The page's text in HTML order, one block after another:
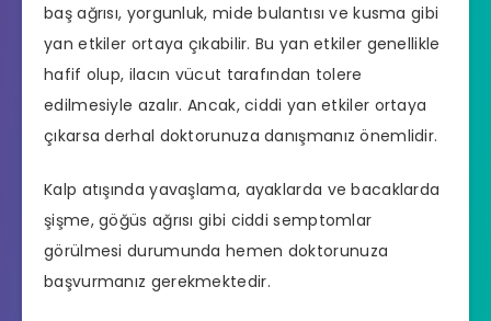
baş ağrısı, yorgunluk, mide bulantısı ve kusma gibi
yan etkiler ortaya çıkabilir. Bu yan etkiler genellikle
hafif olup, ilacın vücut tarafından tolere
edilmesiyle azalır. Ancak, ciddi yan etkiler ortaya
çıkarsa derhal doktorunuza danışmanız önemlidir.
Kalp atışında yavaşlama, ayaklarda ve bacaklarda
şişme, göğüs ağrısı gibi ciddi semptomlar
görülmesi durumunda hemen doktorunuza
başvurmanız gerekmektedir.